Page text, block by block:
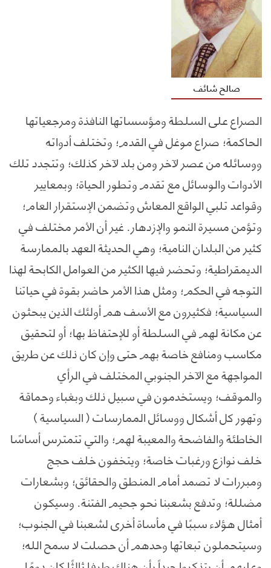
صالح شائف
الصراع على السلطة ومؤسساتها النافذة ومرجعياتها
الحاكمة؛ صراع موغل في القدم؛ وتختلف أدواته
ووسائله من عصر لآخر ومن بلد لآخر كذلك؛ وتتجدد تلك
الأدوات والوسائل مع تقدم وتطور الحياة؛ وبمعايير
وقواعد تلبي الواقع المعاش وتضمن الإستقرار العام؛
وتؤمن مسيرة النمو والإزدهار. غير أن الأمر مختلف في
كثير من البلدان النامية؛ وهي الحديثة العهد بالممارسة
الديمقراطية؛ وتحضر فيها الكثير من العوامل الكابحة لهذا
التوجه في الحكم؛ ومثل هذا الأمر حاضر بقوة في حياتنا
السياسية؛ فكثيرون مع الأسف هم أولئك الذين يبحثون
عن مكانة لهم في السلطة أو للإحتفاظ بها؛ أو لتحقيق
مكاسب ومنافع خاصة بهم حتى وإن كان ذلك عن طريق
المواجهة مع الآخر الجنوبي المختلف في الرأي
والموقف؛ ويستخدمون في سبيل ذلك وبغباء وحماقة
وتهور كل أشكال ووسائل الممارسات ( السياسية )
الخاطئة والفاضحة والمعيبة لهم؛ والتي تتمترس أساسًا
خلف نوازع ورغبات خاصة؛ ويتخفون خلف حجج
ومبررات لا تصمد أمام المنطق والحقائق؛ وبشعارات
مضللة؛ وتدفع بشعبنا نحو جحيم الفتنة. وسيكون
أمثال هؤلاء سببًا في مأساة أخرى لشعبنا في الجنوب؛
وسيتحملون تبعاتها وحدهم أن حصلت لا سمح الله؛